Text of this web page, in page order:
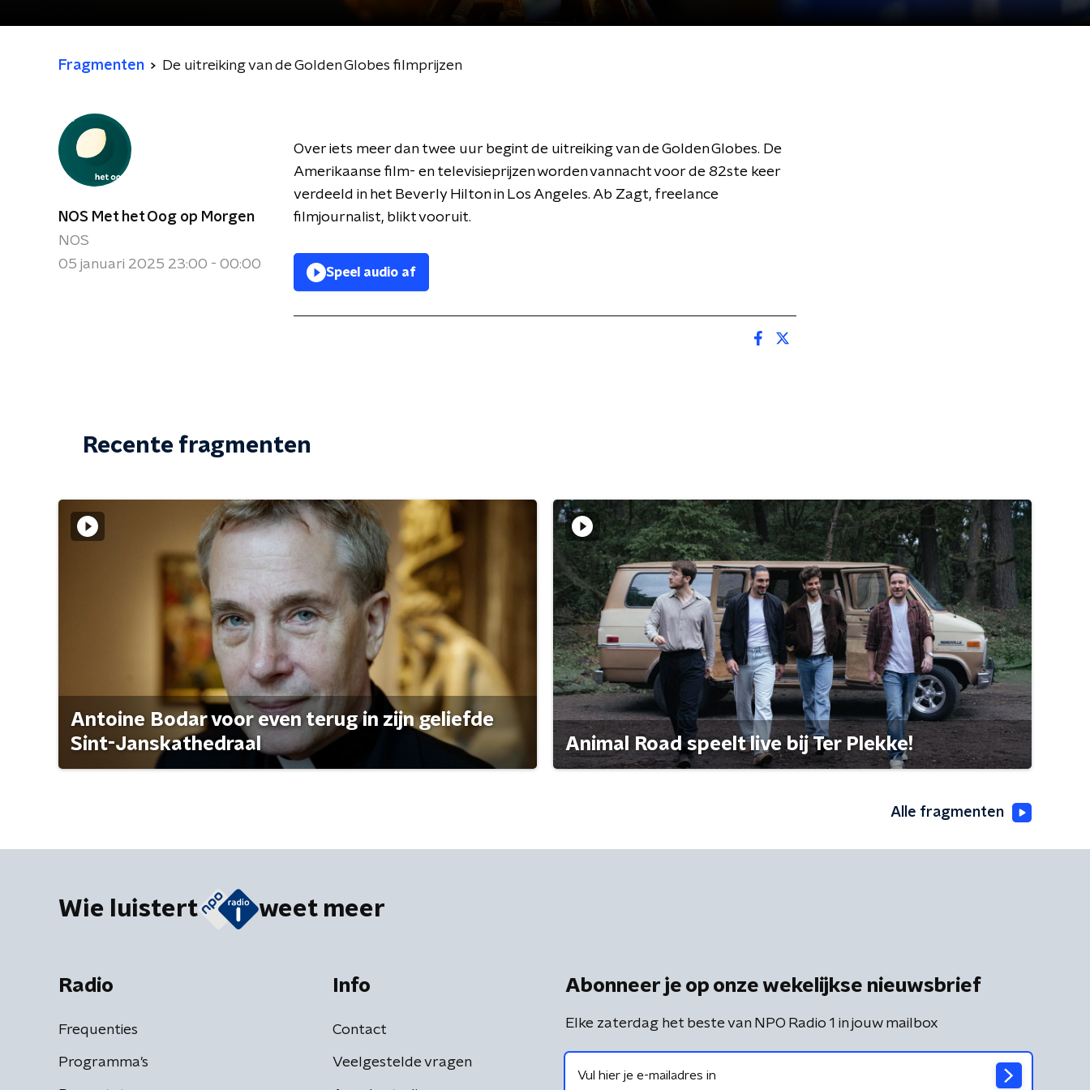
Fragmenten De uitreiking van de Golden Globes filmprijzen
NOS Met het Oog op Morgen
NOS
05 januari 2025 23:00 - 00:00
Over iets meer dan twee uur begint de uitreiking van de Golden Globes. De
Amerikaanse film- en televisieprijzen worden vannacht voor de 82ste keer
verdeeld in het Beverly Hilton in Los Angeles. Ab Zagt, freelance
filmjournalist, blikt vooruit.
Speel audio af
Recente fragmenten
Antoine Bodar voor even terug in zijn geliefde
Sint-Janskathedraal
Animal Road speelt live bij Ter Plekke!
Alle fragmenten
Wie luistert weet meer
Radio
Frequenties
Programma's
Info
Contact
Veelgestelde vragen
Abonneer je op onze wekelijkse nieuwsbrief
Elke zaterdag het beste van NPO Radio 1 in jouw mailbox